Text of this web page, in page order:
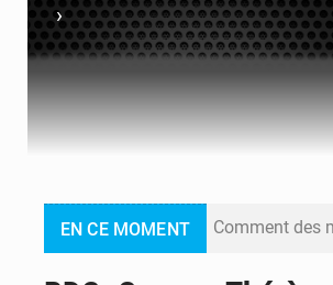
›
EN CE MOMENT